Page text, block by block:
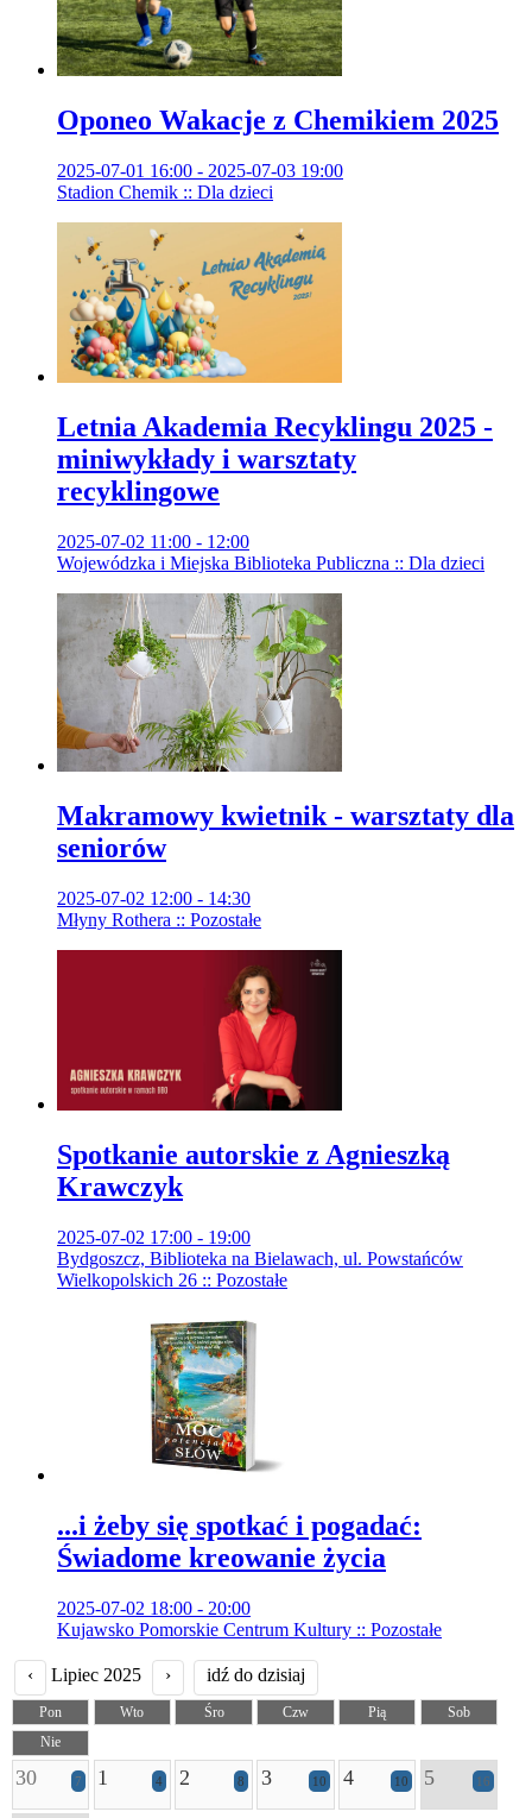
Oponeo Wakacje z Chemikiem 2025
2025-07-01 16:00 - 2025-07-03 19:00
Stadion Chemik :: Dla dzieci
Letnia Akademia Recyklingu 2025 -
miniwykłady i warsztaty
recyklingowe
2025-07-02 11:00 - 12:00
Wojewódzka i Miejska Biblioteka Publiczna :: Dla dzieci
Makramowy kwietnik - warsztaty dla
seniorów
2025-07-02 12:00 - 14:30
Młyny Rothera :: Pozostałe
Spotkanie autorskie z Agnieszką
Krawczyk
2025-07-02 17:00 - 19:00
Bydgoszcz, Biblioteka na Bielawach, ul. Powstańców
Wielkopolskich 26 :: Pozostałe
...i żeby się spotkać i pogadać:
Świadome kreowanie życia
2025-07-02 18:00 - 20:00
Kujawsko Pomorskie Centrum Kultury :: Pozostałe
‹ Lipiec 2025 › idź do dzisiaj
Pon Wto Śro Czw Pią
Sob
Nie
30 7 1 4 2 8 3 10 4 10 5 16